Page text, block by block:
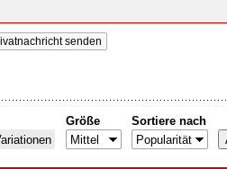
senden
Größe Sortiere nach